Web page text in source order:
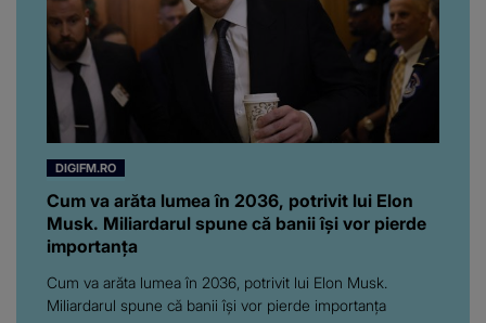
DIGIFM.RO
Cum va arăta lumea în 2036, potrivit lui Elon
Musk. Miliardarul spune că banii își vor pierde
importanța
Cum va arăta lumea în 2036, potrivit lui Elon Musk.
Miliardarul spune că banii își vor pierde importanța